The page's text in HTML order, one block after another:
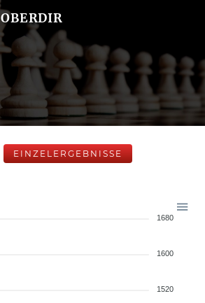
EINZELERGEBNISSE
1680
1600
1520